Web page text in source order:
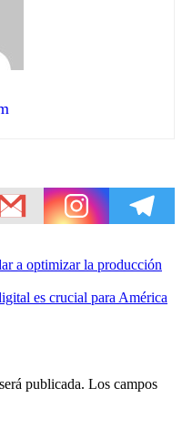
a optimizar la producción
es crucial para América
publicada. Los campos